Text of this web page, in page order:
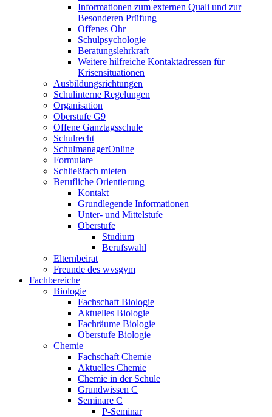
Informationen zum externen Quali und zur
Besonderen Prüfung
Offenes Ohr
Schulpsychologie
Beratungslehrkraft
Weitere hilfreiche Kontaktadressen für
Krisensituationen
Ausbildungsrichtungen
Schulinterne Regelungen
Organisation
Oberstufe G9
Offene Ganztagsschule
Schulrecht
SchulmanagerOnline
Formulare
Schließfach mieten
Berufliche Orientierung
Kontakt
Grundlegende Informationen
Unter- und Mittelstufe
Oberstufe
Studium
Berufswahl
Elternbeirat
Freunde des wvsgym
Fachbereiche
Biologie
Fachschaft Biologie
Aktuelles Biologie
Fachräume Biologie
Oberstufe Biologie
Chemie
Fachschaft Chemie
Aktuelles Chemie
Chemie in der Schule
Grundwissen C
Seminare C
P-Seminar